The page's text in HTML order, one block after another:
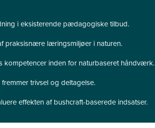
i eksisterende pædagogiske tilbud.
praksisnære læringsmiljøer i naturen.
kompetencer inden for naturbaseret håndværk.
trivsel og deltagelse.
effekten af bushcraft-baserede indsatser.